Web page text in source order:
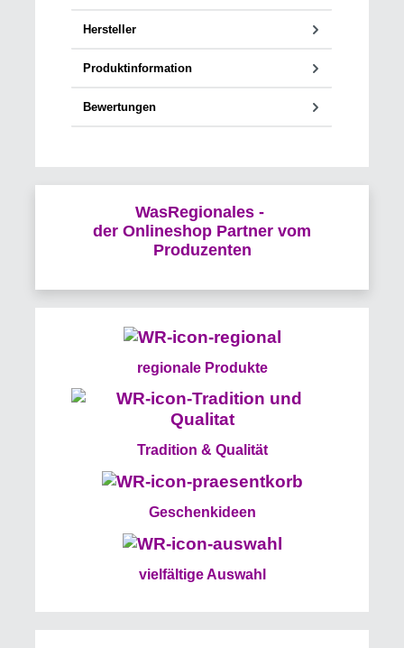
Hersteller
Produktinformation
Bewertungen
WasRegionales -
der Onlineshop Partner vom
Produzenten
regionale Produkte
Tradition & Qualität
Geschenkideen
vielfältige Auswahl